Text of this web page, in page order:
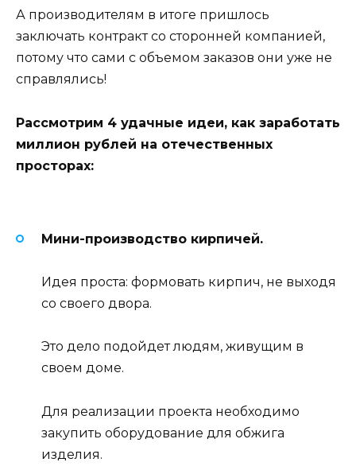
А производителям в итоге пришлось
заключать контракт со сторонней компанией,
потому что сами с объемом заказов они уже не
справлялись!
Рассмотрим 4 удачные идеи, как заработать
миллион рублей на отечественных
просторах:
Мини-производство кирпичей.
Идея проста: формовать кирпич, не выходя
со своего двора.
Это дело подойдет людям, живущим в
своем доме.
Для реализации проекта необходимо
закупить оборудование для обжига
изделия.